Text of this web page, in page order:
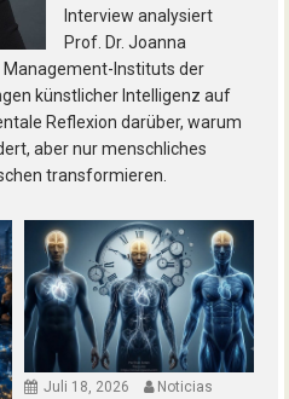
Interview analysiert
Prof. Dr. Joanna
Management-Instituts der
künstlicher Intelligenz auf
Reflexion darüber, warum
aber nur menschliches
transformieren.
Juli 18, 2026 Noticias